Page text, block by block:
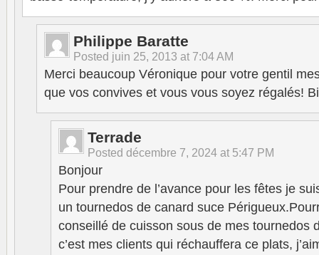
Philippe Baratte
Posted juin 25, 2013 at 7:04 AM
Merci beaucoup Véronique pour votre gentil
que vos convives et vous vous soyez régalés!
Terrade
Posted décembre 7, 2024 at 5:47 PM
Bonjour
Pour prendre de l’avance pour les fêtes je
un tournedos de canard suce
conseillé de cuisson sous de mes tournedos
c’est mes clients qui réchauffera ce plats,